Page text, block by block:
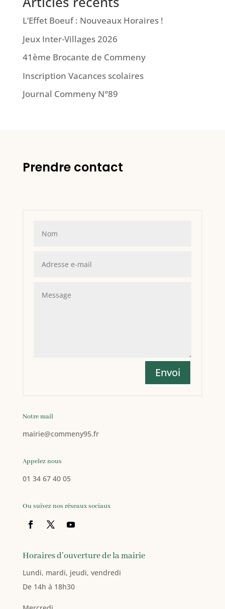
L’Effet Boeuf : Nouveaux Horaires !
Jeux Inter-Villages 2026
41ème Brocante de Commeny
Inscription Vacances scolaires
Journal Commeny N°89
Prendre contact
Envoi
Notre mail
mairie@commeny95.fr
Appelez nous
01 34 67 40 05
Ou suivez nos réseaux sociaux
Horaires d’ouverture de la mairie
Lundi, mardi, jeudi, vendredi
De 14h à 18h30